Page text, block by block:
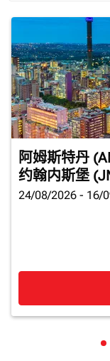
阿姆斯特丹
约翰内斯堡
24/08/2026 - 16/